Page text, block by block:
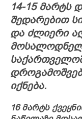
14-15 მარტს
შედარებით
და ძლიერი
იქნება.
16 მარტს